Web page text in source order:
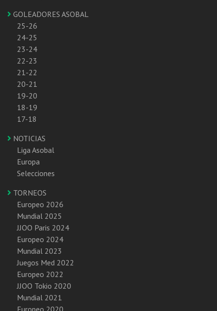
GOLEADORES ASOBAL
25-26
24-25
23-24
22-23
21-22
20-21
19-20
18-19
17-18
NOTICIAS
Liga Asobal
Europa
Selecciones
TORNEOS
Europeo 2026
Mundial 2025
JJOO Paris 2024
Europeo 2024
Mundial 2023
Juegos Med 2022
Europeo 2022
JJOO Tokio 2020
Mundial 2021
Europeo 2020